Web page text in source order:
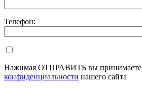
Телефон:
Нажимая ОТПРАВИТЬ вы принимаете
конфиденциальности нашего сайта